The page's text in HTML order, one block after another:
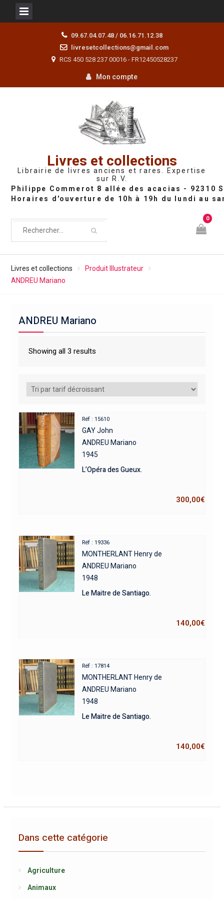
09.67.04.07.48 / 06.16.71.12.38
livresetcollections@gmail.com
RCS 450 528 237 00016 - FR12450528237
Mon compte
Livres et collections
Librairie de livres anciens et rares. Expertise
sur R.V.
0
Livres et collections
Produit Illustrateur
ANDREU Mariano
ANDREU Mariano
Showing all 3 results
Réf : 15610
GAY John
ANDREU Mariano
1945
L’Opéra des Gueux.
300,00€
Réf : 19336
MONTHERLANT Henry de
ANDREU Mariano
1948
Le Maitre de Santiago.
140,00€
Réf : 17814
MONTHERLANT Henry de
ANDREU Mariano
1948
Le Maitre de Santiago.
140,00€
Dans cette catégorie
Agriculture
Animaux